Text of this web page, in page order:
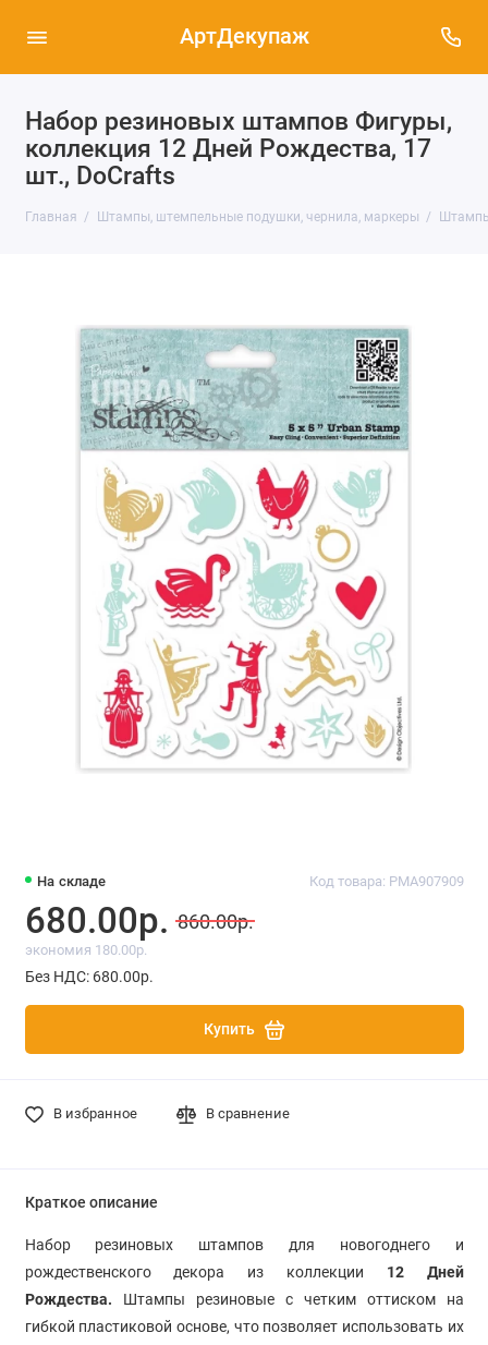
АртДекупаж
Набор резиновых штампов Фигуры,
коллекция 12 Дней Рождества, 17
шт., DoCrafts
Главная Штампы, штемпельные подушки, чернила, маркеры
На складе Код товара: PMA907909
680.00р. 860.00р.
экономия 180.00р.
Без НДС: 680.00р.
Купить
В избранное В сравнение
Краткое описание
Набор резиновых штампов для новогоднего и
рождественского декора из коллекции 12 Дней
Рождества. Штампы резиновые с четким оттиском на
гибкой пластиковой основе, что позволяет использовать их